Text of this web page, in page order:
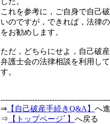
これを参考に，ご自身で自己
いのですが，できれば，法律
をお勧めします。
ただ，どちらにせよ，自己破
弁護士会の法律相談を利用し
す。
⇒ 【自己破産手続きQ&A】 へ
⇒ 【トップページﾞ】 へ戻る